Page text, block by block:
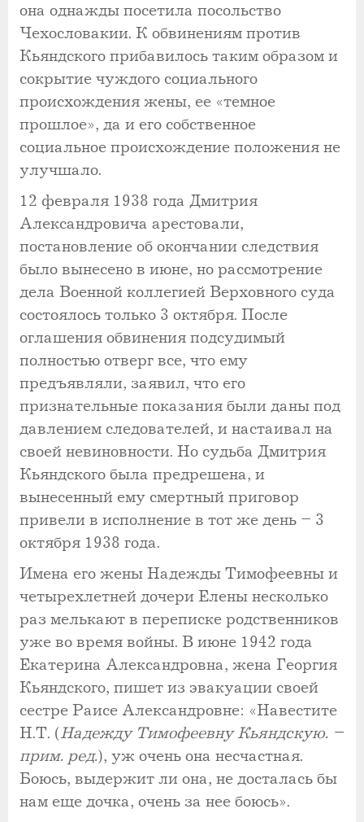
она однажды посетила посольство
Чехословакии. К обвинениям против
Кьяндского прибавилось таким образом и
сокрытие чуждого социального
происхождения жены, ее «темное
прошлое», да и его собственное
социальное происхождение положения не
улучшало.
12 февраля 1938 года Дмитрия
Александровича арестовали,
постановление об окончании следствия
было вынесено в июне, но рассмотрение
дела Военной коллегией Верховного суда
состоялось только 3 октября. После
оглашения обвинения подсудимый
полностью отверг все, что ему
предъявляли, заявил, что его
признательные показания были даны под
давлением следователей, и настаивал на
своей невиновности. Но судьба Дмитрия
Кьяндского была предрешена, и
вынесенный ему смертный приговор
привели в исполнение в тот же день – 3
октября 1938 года.
Имена его жены Надежды Тимофеевны и
четырехлетней дочери Елены несколько
раз мелькают в переписке родственников
уже во время войны. В июне 1942 года
Екатерина Александровна, жена Георгия
Кьяндского, пишет из эвакуации своей
сестре Раисе Александровне: «Навестите
Н.Т. (Надежду Тимофеевну Кьяндскую. –
прим. ред.), уж очень она несчастная.
Боюсь, выдержит ли она, не досталась бы
нам еще дочка, очень за нее боюсь».